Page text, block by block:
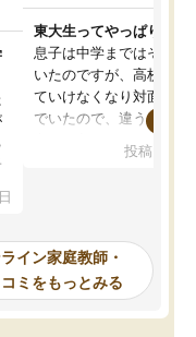
東大生ってやっぱりすご
息子は中学まではそこそ
いたのですが、高校に入
ていけなくなり対面の塾
でいたので、違うアプロ
で、当初は模試でD判定
自習室が毎日使えていつ
るのが心強かったよう
謝です。
投稿日：
イン家庭教師・
ミをもっとみる